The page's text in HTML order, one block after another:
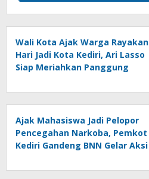
Wali Kota Ajak Warga Rayakan
Hari Jadi Kota Kediri, Ari Lasso
Siap Meriahkan Panggung
Ajak Mahasiswa Jadi Pelopor
Pencegahan Narkoba, Pemkot
Kediri Gandeng BNN Gelar Aksi